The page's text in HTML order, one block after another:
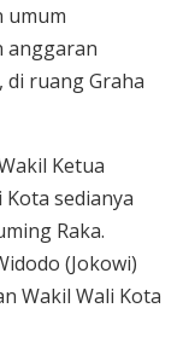
umum
anggaran
di ruang Graha
Ketua
Kota sedianya
Raka.
(Jokowi)
Wakil Wali Kota